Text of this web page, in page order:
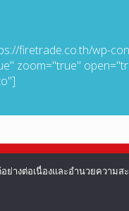
firetrade.co.th/wp-
zoom="true"
างต่อเนื่องและอำนวยความ